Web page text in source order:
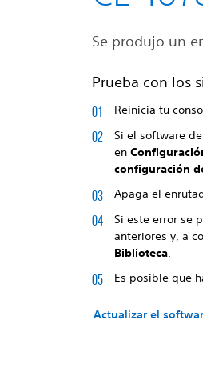
Se produjo un
Prueba con los
Reinicia tu
Si el software
en
configuración
Apaga el
Si este error se
anteriores y, a
Biblioteca
Es posible que
Actualizar el